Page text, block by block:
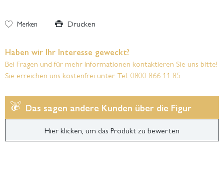
Merken Drucken
Haben wir Ihr Interesse geweckt?
Bei Fragen und für mehr Informationen kontaktieren Sie uns bitte!
Sie erreichen uns kostenfrei unter Tel. 0800 866 11 85
Das sagen andere Kunden über die Figur
Hier klicken, um das Produkt zu bewerten